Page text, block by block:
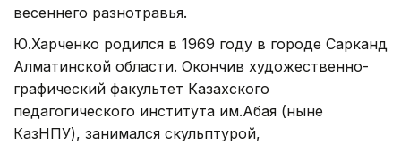
весеннего разнотравья.
Ю.Харченко родился в 1969 году в городе Сарканд
Алматинской области. Окончив художественно-
графический факультет Казахского
педагогического института им.Абая (ныне
КазНПУ), занимался скульптурой,